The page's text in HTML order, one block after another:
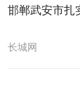
邯郸武安市扎
长城网